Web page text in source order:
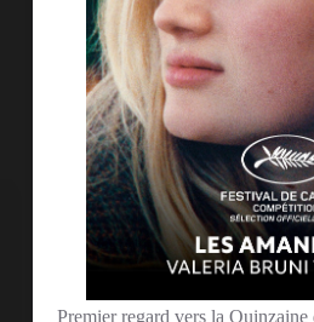
Premier regard vers la Quinzaine